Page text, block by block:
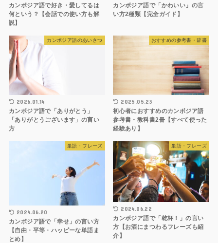
カンボジア語で好き・愛してるは
何という？【会話での使い方も解
説】
カンボジア語で「かわいい」の言
い方2種類【完全ガイド】
カンボジア語のあいさつ
2026.01.14
カンボジア語で「ありがとう」
「ありがとうございます」の言い
方
おすすめの参考書・辞書
2025.05.23
初心者におすすめのカンボジア語
参考書・教科書2冊【すべて使った
経験あり】
単語・フレーズ
2024.06.20
カンボジア語で「幸せ」の言い方
【自由・平等・ハッピーな単語ま
とめ】
単語・フレーズ
2024.06.22
カンボジア語で「乾杯！」の言い
方【お酒にまつわるフレーズも紹
介】